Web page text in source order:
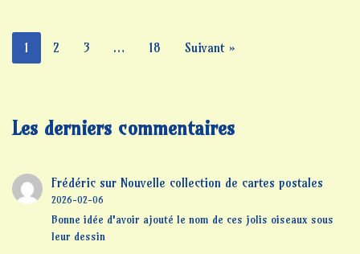
1 2 3 … 18 Suivant »
Les derniers commentaires
Frédéricsur Nouvelle collection de cartes postales
2026-02-06
Bonne idée d'avoir ajouté le nom de ces jolis oiseaux sous
leur dessin